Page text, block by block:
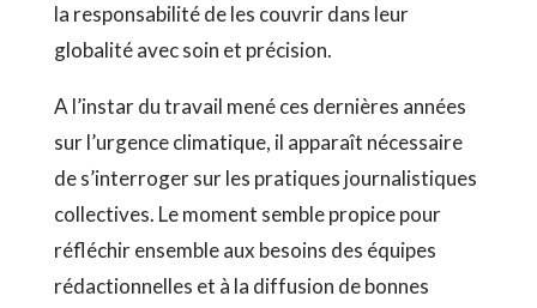
la responsabilité de les couvrir dans leur
globalité avec soin et précision.
A l’instar du travail mené ces dernières années
sur l’urgence climatique, il apparaît nécessaire
de s’interroger sur les pratiques journalistiques
collectives. Le moment semble propice pour
réfléchir ensemble aux besoins des équipes
rédactionnelles et à la diffusion de bonnes